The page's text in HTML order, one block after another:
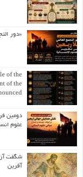
«دور
of the
of the
دومین
علوم
شگفت
آفرین